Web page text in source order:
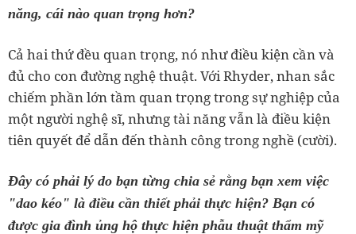
năng, cái nào quan trọng hơn?
Cả hai thứ đều quan trọng, nó như điều kiện cần và
đủ cho con đường nghệ thuật. Với Rhyder, nhan sắc
chiếm phần lớn tầm quan trọng trong sự nghiệp của
một người nghệ sĩ, nhưng tài năng vẫn là điều kiện
tiên quyết để dẫn đến thành công trong nghề (cười).
Đây có phải lý do bạn từng chia sẻ rằng bạn xem việc
"dao kéo" là điều cần thiết phải thực hiện? Bạn có
được gia đình ủng hộ thực hiện phẫu thuật thẩm mỹ